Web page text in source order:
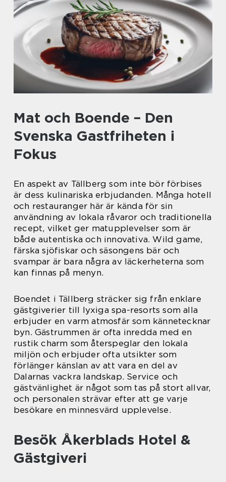
Mat och Boende – Den
Svenska Gastfriheten i
Fokus
En aspekt av Tällberg som inte bör förbises
är dess kulinariska erbjudanden. Många hotell
och restauranger här är kända för sin
användning av lokala råvaror och traditionella
recept, vilket ger matupplevelser som är
både autentiska och innovativa. Wild game,
färska sjöfiskar och säsongens bär och
svampar är bara några av läckerheterna som
kan finnas på menyn.
Boendet i Tällberg sträcker sig från enklare
gästgiverier till lyxiga spa-resorts som alla
erbjuder en varm atmosfär som kännetecknar
byn. Gästrummen är ofta inredda med en
rustik charm som återspeglar den lokala
miljön och erbjuder ofta utsikter som
förlänger känslan av att vara en del av
Dalarnas vackra landskap. Service och
gästvänlighet är något som tas på stort allvar,
och personalen strävar efter att ge varje
besökare en minnesvärd upplevelse.
Besök Åkerblads Hotel &
Gästgiveri